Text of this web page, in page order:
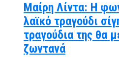
Μαίρη Λίντα: Η
λαϊκό τραγούδι
τραγούδια της θα
ζωντανά